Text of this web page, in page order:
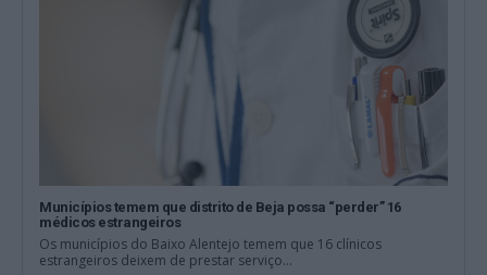
Municípios temem que distrito de Beja possa “perder” 16
médicos estrangeiros
Os municípios do Baixo Alentejo temem que 16 clínicos
estrangeiros deixem de prestar serviço...